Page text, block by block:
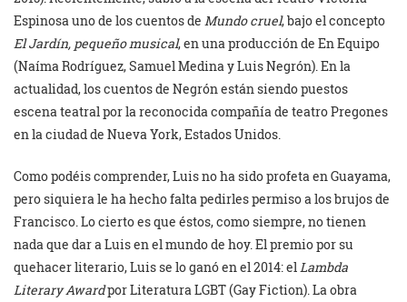
Espinosa uno de los cuentos de Mundo cruel, bajo el concepto
El Jardín, pequeño musical, en una producción de En Equipo
(Naíma Rodríguez, Samuel Medina y Luis Negrón). En la
actualidad, los cuentos de Negrón están siendo puestos
escena teatral por la reconocida compañía de teatro Pregones
en la ciudad de Nueva York, Estados Unidos.
Como podéis comprender, Luis no ha sido profeta en Guayama,
pero siquiera le ha hecho falta pedirles permiso a los brujos de
Francisco. Lo cierto es que éstos, como siempre, no tienen
nada que dar a Luis en el mundo de hoy. El premio por su
quehacer literario, Luis se lo ganó en el 2014: el Lambda
Literary Awardpor Literatura LGBT (Gay Fiction). La obra